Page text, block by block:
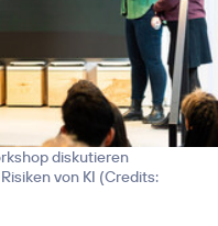
diskutieren
von KI (Credits: